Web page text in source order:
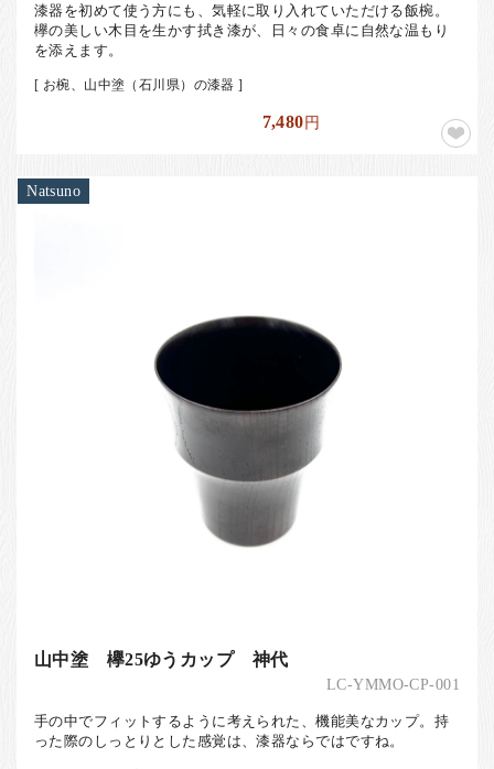
漆器を初めて使う方にも、気軽に取り入れていただける飯椀。
欅の美しい木目を生かす拭き漆が、日々の食卓に自然な温もり
を添えます。
[ お椀、山中塗（石川県）の漆器 ]
7,480円
Natsuno
山中塗 欅25ゆうカップ 神代
LC-YMMO-CP-001
手の中でフィットするように考えられた、機能美なカップ。持
った際のしっとりとした感覚は、漆器ならではですね。